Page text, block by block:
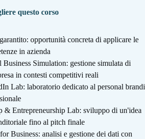
questo corso
opportunità concreta di applicare le
in azienda
Business Simulation: gestione simulata di
in contesti competitivi reali
Lab: laboratorio dedicato al personal
& Entrepreneurship Lab: sviluppo di un'idea
fino al pitch finale
Business: analisi e gestione dei dati con